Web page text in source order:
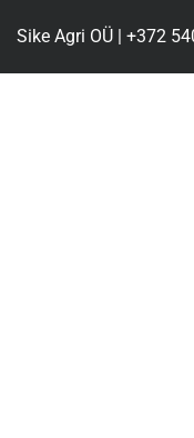
Sike Agri OÜ | +372